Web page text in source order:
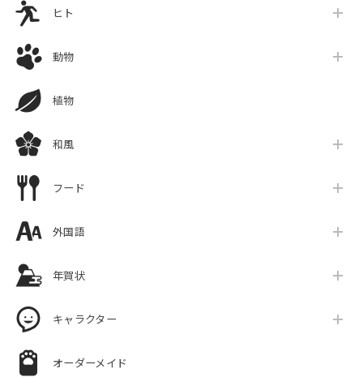
ヒト
動物
植物
和風
フード
外国語
年賀状
キャラクター
オーダーメイド